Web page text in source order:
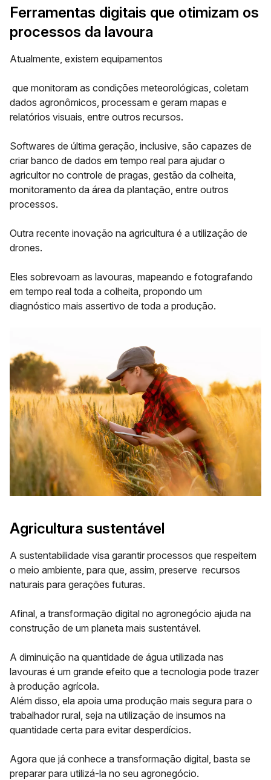
Ferramentas digitais que otimizam os
processos da lavoura
Atualmente, existem equipamentos
que monitoram as condições meteorológicas, coletam
dados agronômicos, processam e geram mapas e
relatórios visuais, entre outros recursos.
Softwares de última geração, inclusive, são capazes de
criar banco de dados em tempo real para ajudar o
agricultor no controle de pragas, gestão da colheita,
monitoramento da área da plantação, entre outros
processos.
Outra recente inovação na agricultura é a utilização de
drones.
Eles sobrevoam as lavouras, mapeando e fotografando
em tempo real toda a colheita, propondo um
diagnóstico mais assertivo de toda a produção.
Agricultura sustentável
A sustentabilidade visa garantir processos que respeitem
o meio ambiente, para que, assim, preserve recursos
naturais para gerações futuras.
Afinal, a transformação digital no agronegócio ajuda na
construção de um planeta mais sustentável.
A diminuição na quantidade de água utilizada nas
lavouras é um grande efeito que a tecnologia pode trazer
à produção agrícola.
Além disso, ela apoia uma produção mais segura para o
trabalhador rural, seja na utilização de insumos na
quantidade certa para evitar desperdícios.
Agora que já conhece a transformação digital, basta se
preparar para utilizá-la no seu agronegócio.